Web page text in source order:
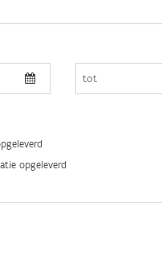
opgeleverd